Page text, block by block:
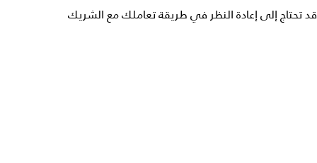
قد تحتاج إلى إعادة النظر في طريقة تعاملك مع الشريك